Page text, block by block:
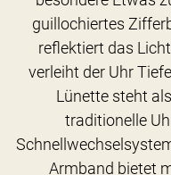
guillochiertes
reflektiert das
verleiht der Uhr
Lünette steht
traditionelle
Armband bietet